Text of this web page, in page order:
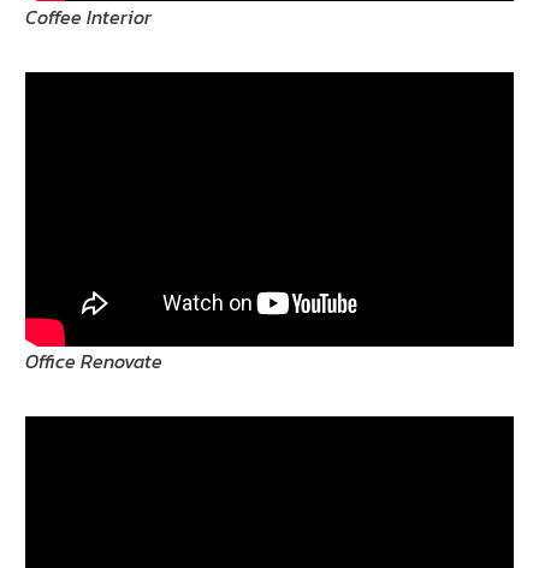
Coffee Interior
Office Renovate